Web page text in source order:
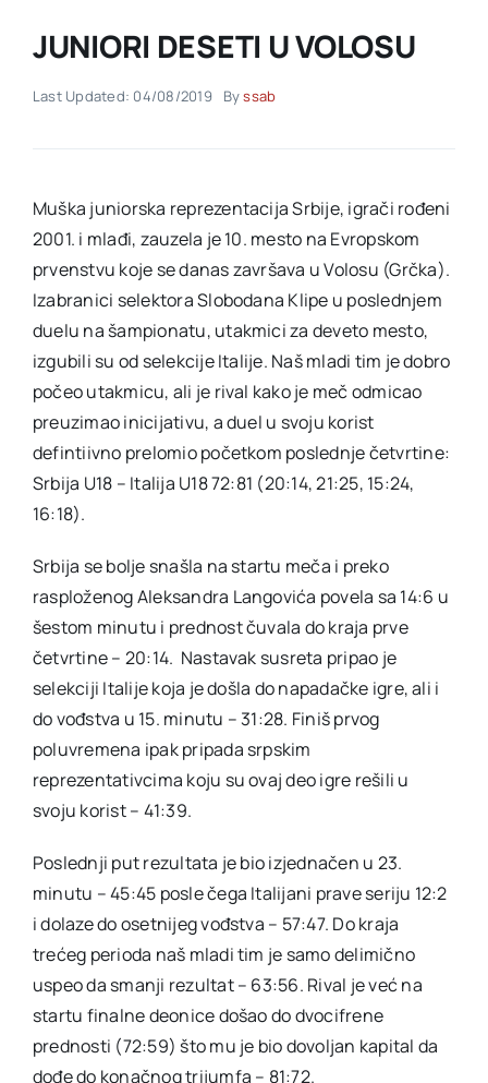
Akti SSAB
JUNIORI DESETI U VOLOSU
Last Updated: 04/08/2019 Byssab
Muška juniorska reprezentacija Srbije, igrači rođeni
2001. i mlađi, zauzela je 10. mesto na Evropskom
prvenstvu koje se danas završava u Volosu (Grčka).
Izabranici selektora Slobodana Klipe u poslednjem
duelu na šampionatu, utakmici za deveto mesto,
izgubili su od selekcije Italije. Naš mladi tim je dobro
počeo utakmicu, ali je rival kako je meč odmicao
preuzimao inicijativu, a duel u svoju korist
defintiivno prelomio početkom poslednje četvrtine:
Srbija U18 – Italija U18 72:81 (20:14, 21:25, 15:24,
16:18).
Srbija se bolje snašla na startu meča i preko
rasploženog Aleksandra Langovića povela sa 14:6 u
šestom minutu i prednost čuvala do kraja prve
četvrtine – 20:14. Nastavak susreta pripao je
selekciji Italije koja je došla do napadačke igre, ali i
do vođstva u 15. minutu – 31:28. Finiš prvog
poluvremena ipak pripada srpskim
reprezentativcima koju su ovaj deo igre rešili u
svoju korist – 41:39.
Poslednji put rezultata je bio izjednačen u 23.
minutu – 45:45 posle čega Italijani prave seriju 12:2
i dolaze do osetnijeg vođstva – 57:47. Do kraja
trećeg perioda naš mladi tim je samo delimično
uspeo da smanji rezultat – 63:56. Rival je već na
startu finalne deonice došao do dvocifrene
prednosti (72:59) što mu je bio dovoljan kapital da
dođe do konačnog trijumfa – 81:72.